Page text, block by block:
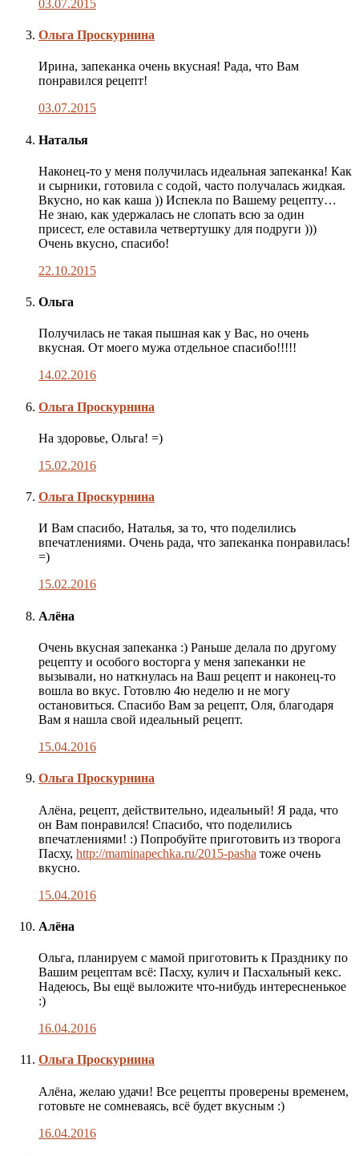
03.07.2015
Комментарий
публикации
Ольга Проскурнина
Ирина, запеканка очень вкусная! Рада, что Вам
понравился рецепт!
03.07.2015
Наталья
Наконец-то у меня получилась идеальная запеканка! Как
и сырники, готовила с содой, часто получалась жидкая.
Вкусно, но как каша )) Испекла по Вашему рецепту…
Не знаю, как удержалась не слопать всю за один
присест, еле оставила четвертушку для подруги )))
Очень вкусно, спасибо!
22.10.2015
Ольга
Получилась не такая пышная как у Вас, но очень
вкусная. От моего мужа отдельное спасибо!!!!!
14.02.2016
Комментарий
публикации
Ольга Проскурнина
На здоровье, Ольга! =)
15.02.2016
Комментарий
публикации
Ольга Проскурнина
И Вам спасибо, Наталья, за то, что поделились
впечатлениями. Очень рада, что запеканка понравилась!
=)
15.02.2016
Алёна
Очень вкусная запеканка :) Раньше делала по другому
рецепту и особого восторга у меня запеканки не
вызывали, но наткнулась на Ваш рецепт и наконец-то
вошла во вкус. Готовлю 4ю неделю и не могу
остановиться. Спасибо Вам за рецепт, Оля, благодаря
Вам я нашла свой идеальный рецепт.
15.04.2016
Комментарий
публикации
Ольга Проскурнина
Алёна, рецепт, действительно, идеальный! Я рада, что
он Вам понравился! Спасибо, что поделились
впечатлениями! :) Попробуйте приготовить из творога
Пасху, http://maminapechka.ru/2015-pasha тоже очень
вкусно.
15.04.2016
Алёна
Ольга, планируем с мамой приготовить к Празднику по
Вашим рецептам всё: Пасху, кулич и Пасхальный кекс.
Надеюсь, Вы ещё выложите что-нибудь интересненькое
:)
16.04.2016
Комментарий
публикации
Ольга Проскурнина
Алёна, желаю удачи! Все рецепты проверены временем,
готовьте не сомневаясь, всё будет вкусным :)
16.04.2016